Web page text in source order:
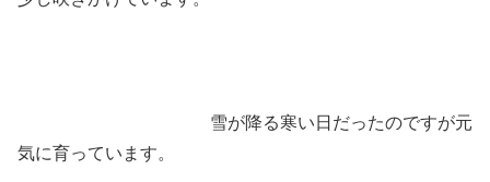
雪が降る寒い日だったのですが元
気に育っています。